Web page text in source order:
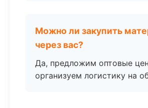
Можно ли закупить
через вас?
Да, предложим оптовые
организуем логистику на